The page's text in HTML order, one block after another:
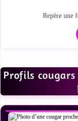
Repère une
Profils cougars
VOIR LES PHOTOS